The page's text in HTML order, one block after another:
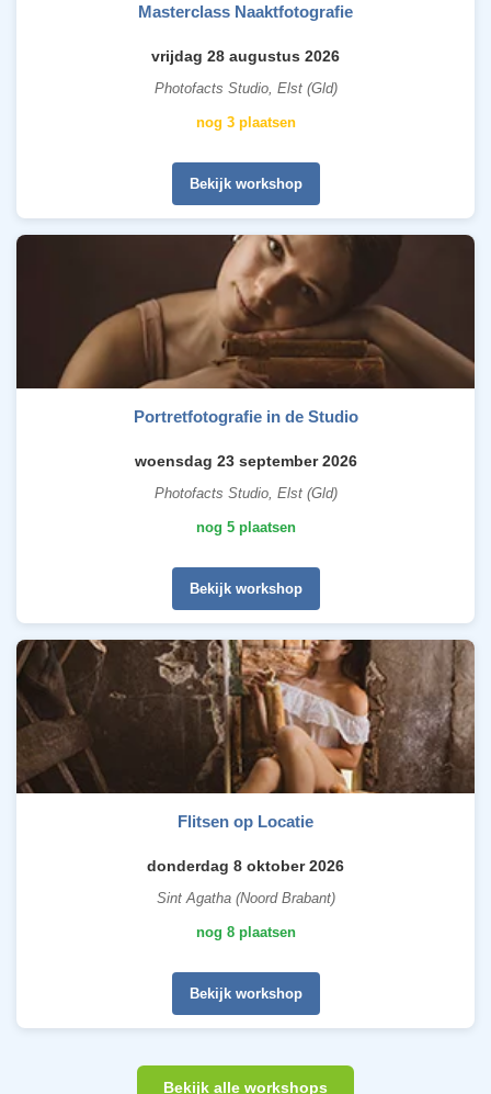
Masterclass Naaktfotografie
vrijdag 28 augustus 2026
Photofacts Studio, Elst (Gld)
nog 3 plaatsen
Bekijk workshop
Portretfotografie in de Studio
woensdag 23 september 2026
Photofacts Studio, Elst (Gld)
nog 5 plaatsen
Bekijk workshop
Flitsen op Locatie
donderdag 8 oktober 2026
Sint Agatha (Noord Brabant)
nog 8 plaatsen
Bekijk workshop
Bekijk alle workshops